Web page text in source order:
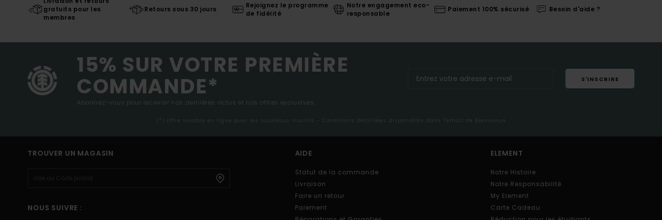
gratuits pour les
membres
Retours sous 30 jours
Rejoignez le programme
de fidélité
Notre engagement eco-
responsable
Paiement 100% sécurisé Besoin d'aide ?
15% SUR VOTRE PREMIÈRE
COMMANDE*
Abonnez-vous pour recevoir nos dernières actus et nos offres exclusives.
S'INSCRIRE
(*) Offre valable en ligne pour les nouveaux inscrits - Conditions détaillées disponibles dans l'email de bienvenue
TROUVER UN MAGASIN
NOUS SUIVRE :
AIDE
Statut de la commande
Livraison
Faire un retour
Paiement
ELEMENT
Notre Histoire
Notre Responsabilité
My Element
Carte Cadeau